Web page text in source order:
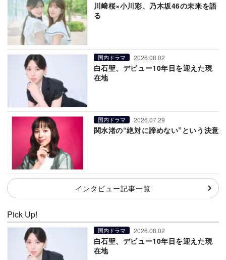
川﨑桜×小川彩、乃木坂46の未来を語
る
国内ドラマ 2026.08.02
白石聖、デビュー10年目を迎えた現
在地
国内ドラマ 2026.07.29
関水渚の“絶対に諦めない”という決意
インタビュー記事一覧
Pick Up!
国内ドラマ 2026.08.02
白石聖、デビュー10年目を迎えた現
在地